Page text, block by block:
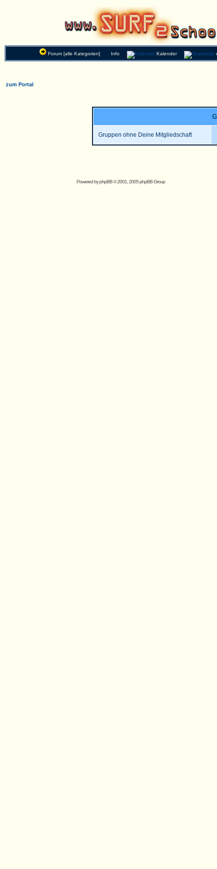
Forum [alle Kategorien] Info Kalender
zum Portal
Gruppen ohne Deine Mitgliedschaft
Powered byphpBB© 2001, 2005 phpBB Group